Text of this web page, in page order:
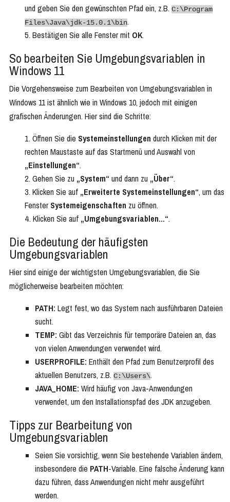
und geben Sie den gewünschten Pfad ein, z.B. C:\Program
Files\Java\jdk-15.0.1\bin.
Bestätigen Sie alle Fenster mit OK.
So bearbeiten Sie Umgebungsvariablen in
Windows 11
Die Vorgehensweise zum Bearbeiten von Umgebungsvariablen in
Windows 11 ist ähnlich wie in Windows 10, jedoch mit einigen
grafischen Änderungen. Hier sind die Schritte:
Öffnen Sie die Systemeinstellungen durch Klicken mit der
rechten Maustaste auf das Startmenü und Auswahl von
„Einstellungen“.
Gehen Sie zu „System“ und dann zu „Über“.
Klicken Sie auf „Erweiterte Systemeinstellungen“, um das
Fenster Systemeigenschaften zu öffnen.
Klicken Sie auf „Umgebungsvariablen…“.
Die Bedeutung der häufigsten
Umgebungsvariablen
Hier sind einige der wichtigsten Umgebungsvariablen, die Sie
möglicherweise bearbeiten möchten:
PATH: Legt fest, wo das System nach ausführbaren Dateien
sucht.
TEMP: Gibt das Verzeichnis für temporäre Dateien an, das
von vielen Anwendungen verwendet wird.
USERPROFILE: Enthält den Pfad zum Benutzerprofil des
aktuellen Benutzers, z.B. C:\Users\.
JAVA_HOME: Wird häufig von Java-Anwendungen
verwendet, um den Installationspfad des JDK anzugeben.
Tipps zur Bearbeitung von
Umgebungsvariablen
Seien Sie vorsichtig, wenn Sie bestehende Variablen ändern,
insbesondere die PATH-Variable. Eine falsche Änderung kann
dazu führen, dass Anwendungen nicht mehr ausgeführt
werden.